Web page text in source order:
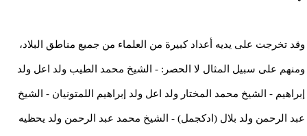
وقد تخرجت على يديه أعداد كبيرة من العلماء من جميع مناطق البلاد،
ومنهم على سبيل المثال لا الحصر: - الشيخ محمد الطيب ولد اعل ولد
إبراهيم - الشيخ محمد المختار ولد اعل ولد إبراهيم اللمتونيان - الشيخ
عبد الرحمن ولد بلال (ادكجمل) - الشيخ محمد عبد الرحمن ولد يحظيه